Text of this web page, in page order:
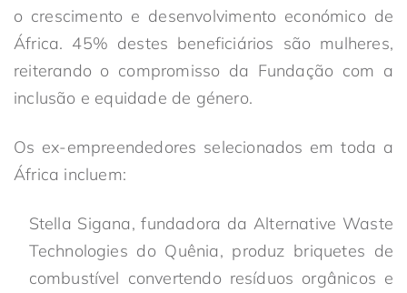
o crescimento e desenvolvimento económico de
África. 45% destes beneficiários são mulheres,
reiterando o compromisso da Fundação com a
inclusão e equidade de género.
Os ex-empreendedores selecionados em toda a
África incluem:
Stella Sigana, fundadora da Alternative Waste
Technologies do Quênia, produz briquetes de
combustível convertendo resíduos orgânicos e